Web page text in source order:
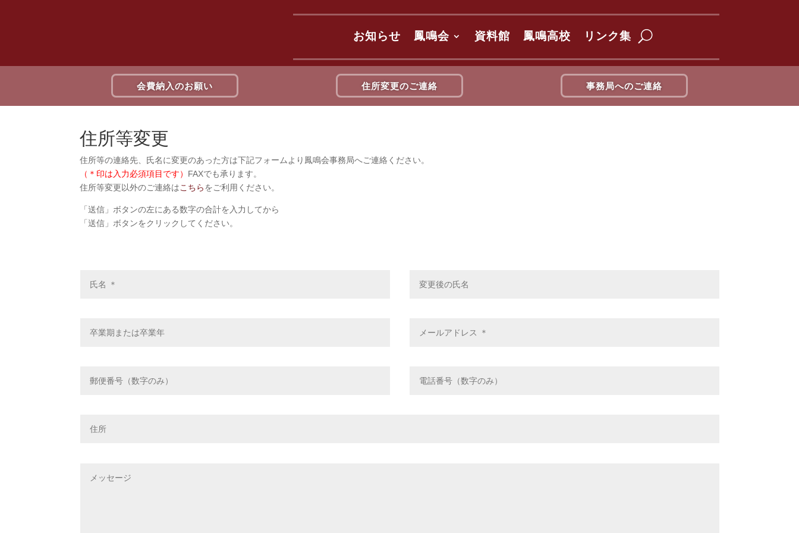
お知らせ 鳳鳴会 資料館 鳳鳴高校 リンク集
会費納入のお願い 住所変更のご連絡 事務局へのご連絡
住所等変更
住所等の連絡先、氏名に変更のあった方は下記フォームより鳳鳴会事務局へご連絡ください。
（＊印は入力必須項目です） FAXでも承ります。
住所等変更以外のご連絡はこちらをご利用ください。
「送信」ボタンの左にある数字の合計を入力してから
「送信」ボタンをクリックしてください。